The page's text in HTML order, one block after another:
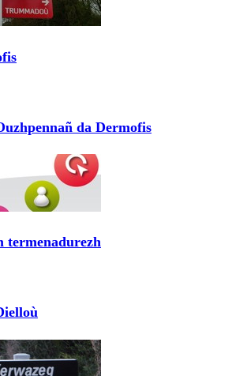
da Dermofis
termenadurezh